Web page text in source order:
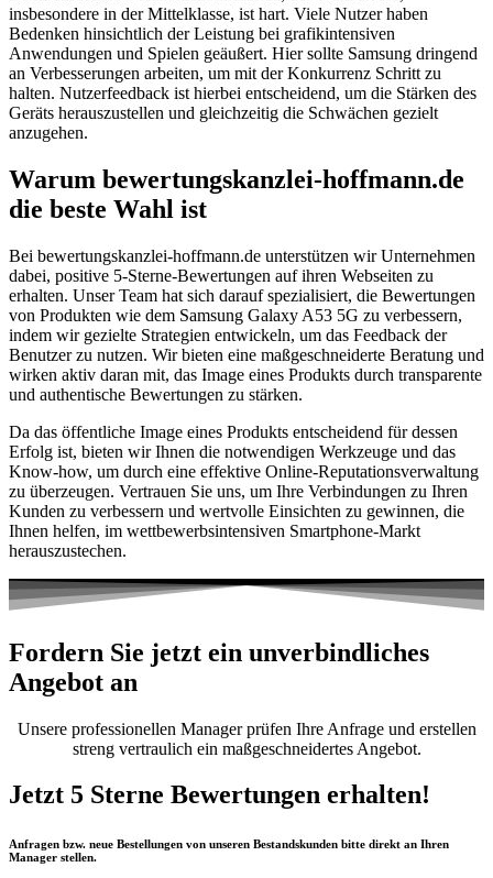
insbesondere in der Mittelklasse, ist hart. Viele Nutzer haben
Bedenken hinsichtlich der Leistung bei grafikintensiven
Anwendungen und Spielen geäußert. Hier sollte Samsung dringend
an Verbesserungen arbeiten, um mit der Konkurrenz Schritt zu
halten. Nutzerfeedback ist hierbei entscheidend, um die Stärken des
Geräts herauszustellen und gleichzeitig die Schwächen gezielt
anzugehen.
Warum bewertungskanzlei-hoffmann.de
die beste Wahl ist
Bei bewertungskanzlei-hoffmann.de unterstützen wir Unternehmen
dabei, positive 5-Sterne-Bewertungen auf ihren Webseiten zu
erhalten. Unser Team hat sich darauf spezialisiert, die Bewertungen
von Produkten wie dem Samsung Galaxy A53 5G zu verbessern,
indem wir gezielte Strategien entwickeln, um das Feedback der
Benutzer zu nutzen. Wir bieten eine maßgeschneiderte Beratung und
wirken aktiv daran mit, das Image eines Produkts durch transparente
und authentische Bewertungen zu stärken.
Da das öffentliche Image eines Produkts entscheidend für dessen
Erfolg ist, bieten wir Ihnen die notwendigen Werkzeuge und das
Know-how, um durch eine effektive Online-Reputationsverwaltung
zu überzeugen. Vertrauen Sie uns, um Ihre Verbindungen zu Ihren
Kunden zu verbessern und wertvolle Einsichten zu gewinnen, die
Ihnen helfen, im wettbewerbsintensiven Smartphone-Markt
herauszustechen.
Fordern Sie jetzt ein unverbindliches
Angebot an
Unsere professionellen Manager prüfen Ihre Anfrage und erstellen
streng vertraulich ein maßgeschneidertes Angebot.
Jetzt 5 Sterne Bewertungen erhalten!
Anfragen bzw. neue Bestellungen von unseren Bestandskunden bitte direkt an Ihren
Manager stellen.